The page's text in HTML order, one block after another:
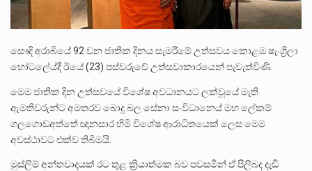
සෞදි අරාබියේ 92 වන ජාතික දිනය සැමරීමේ උත්සවය කොළඹ ෂැංග්‍රිලා
හෝටලේය්දී ඊයේ (23) පස්වරුවේ උත්සවාකාරයෙන් පැවැත්විණි.
මෙම ජාතික දින උත්සවයේ විශේෂ අවධානයට ලක්වූයේ මැති
ඇමතිවරුන්ට අමතරව බොදු බල සේනා සංවිධානෙය් මහ ලේකම්
ගලගොඩඅත්තේ ඥානසාර හිමි විශේෂ ආරාධිතයෙක් ලෙස මෙම
අවස්ථාවට එක්ව තිබීමයි.
මුස්ලිම් අන්තවාදයක් රට තුළ ක්‍රියාත්මක බව පවසමින් ඒ පිලිබද දැඩි